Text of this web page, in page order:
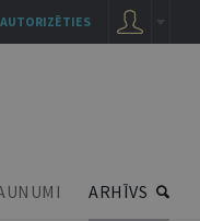
ARHĪVS
AUTORIZĒTIES